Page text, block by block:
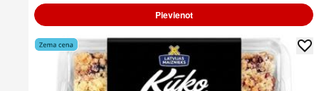
Pievienot